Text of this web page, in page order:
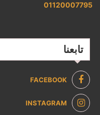
01120007795
تابعنا
FACEBOOK
INSTAGRAM